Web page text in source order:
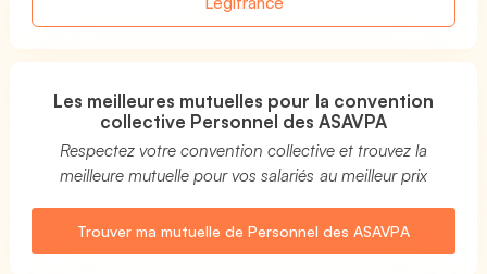
Les meilleures mutuelles pour la convention
collective Personnel des ASAVPA
Respectez votre convention collective et trouvez la
meilleure mutuelle pour vos salariés au meilleur prix
Trouver ma mutuelle de Personnel des ASAVPA